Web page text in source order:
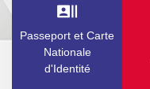
recent_actors
Passeport et Carte
Nationale
d'Identité